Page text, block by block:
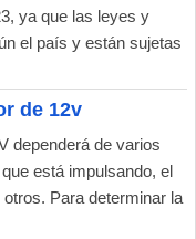
ya que las leyes y
el país y están sujetas
de 12v
dependerá de varios
está impulsando, el
Para determinar la